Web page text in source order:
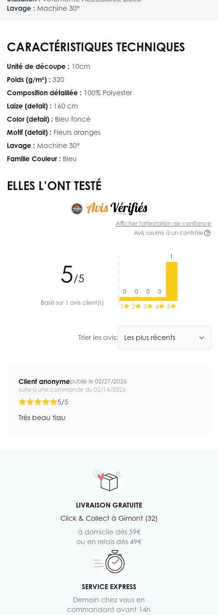
Lavage : Machine 30°
CARACTÉRISTIQUES TECHNIQUES
Unité de découpe : 10cm
Poids (g/m²) : 320
Composition détaillée : 100% Polyester
Laize (detail) : 160 cm
Color (detail) : Bleu foncé
Motif (detail) : Fleurs oranges
Lavage : Machine 30°
Famille Couleur : Bleu
ELLES L’ONT TESTÉ
Afficher l'attestation de confiance
Avis soumis à un contrôle
5/5
Basé sur 1 avis client(s)
0
1
0
2
0
3
0
4
1
5
Trier les avis:
Client anonymepublié le 02/27/2026
suite à une commande du 02/14/2026
5/5
Très beau tissu
LIVRAISON GRATUITE
Click & Collect à Gimont (32)
à domicile dès 59€
ou en relais dès 49€
SERVICE EXPRESS
Demain chez vous en
commandant avant 14h